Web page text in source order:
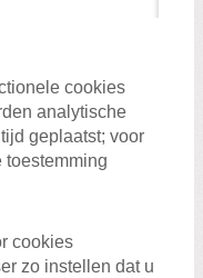
cookies
analytische
geplaatst; voor
cookies
zo instellen dat u